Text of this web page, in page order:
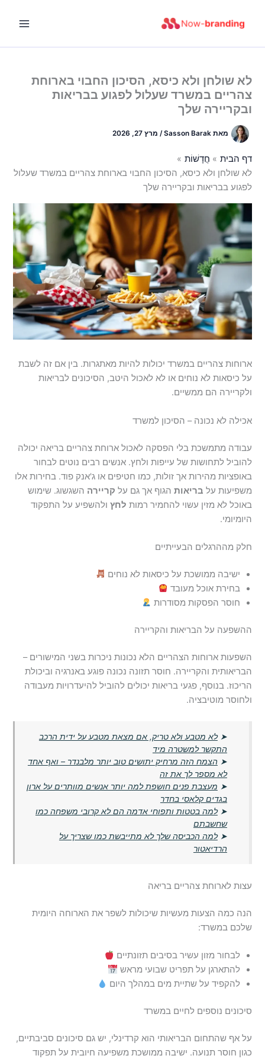
לא שולחן ולא כיסא, הסיכון החבוי בארוחת
צהריים במשרד שעלול לפגוע בבריאות
ובקריירה שלך
מאתSasson Barak
/ מרץ 27, 2026
דף הבית
חֲדָשׁוֹת
לא שולחן ולא כיסא, הסיכון החבוי בארוחת צהריים במשרד שעלול
לפגוע בבריאות ובקריירה שלך
ארוחות צהריים במשרד יכולות להיות מאתגרות. בין אם זה לשבת
על כיסאות לא נוחים או לא לאכול היטב, הסיכונים לבריאות
ולקריירה הם ממשיים.
אכילה לא נכונה – הסיכון למשרד
עבודה מתמשכת בלי הפסקה לאכול ארוחת צהריים בריאה יכולה
להוביל לתחושות של עייפות ולחץ. אנשים רבים נוטים לבחור
באופציות מהירות אך זולות, כמו חטיפים או ג'אנק פוד. בחירות אלו
משפיעות על בריאות הגוף אך גם על קריירה השגשוג. שימוש
באוכל לא מזין עשוי להחמיר רמות לחץ ולהשפיע על התפקוד
היומיומי.
חלק מההרגלים הבעייתיים
ישיבה ממושכת על כיסאות לא נוחים
בחירת אוכל מעובד
חוסר הפסקות מסודרות
ההשפעה על הבריאות והקריירה
השפעות ארוחות הצהריים הלא נכונות ניכרות בשני המישורים –
הבריאותית והקריירה. חוסר תזונה נכונה פוגע באנרגיה וביכולת
הריכוז. בנוסף, פגעי בריאות יכולים להוביל להיעדרויות מעבודה
ולחוסר מוטיבציה.
➤לא מטבע ולא טריק, אם מצאת מטבע על ידית הרכב
התקשר למשטרה מיד
➤ הצמח הזה מרחיק יתושים טוב יותר מלבנדר – ואף אחד
לא מספר לך את זה
➤ מעצבת פנים חושפת למה יותר אנשים מוותרים על ארון
בגדים קלאסי בחדר
➤למה בטטות ותפוחי אדמה הם לא קרובי משפחה כמו
שחשבתם
➤למה הכביסה שלך לא מתייבשת כמו שצריך על
הרדיאטור
עצות לארוחת צהריים בריאה
הנה כמה הצעות מעשיות שיכולות לשפר את הארוחה היומית
שלכם במשרד:
לבחור מזון עשיר בסיבים תזונתיים
להתארגן על תפריט שבועי מראש
להקפיד על שתיית מים במהלך היום
סיכונים נוספים לחיים במשרד
על אף שהתחום הבריאותי הוא קרדינלי, יש גם סיכונים סביבתיים,
כגון חוסר תנועה. ישיבה ממושכת משפיעה חיובית על תפקוד